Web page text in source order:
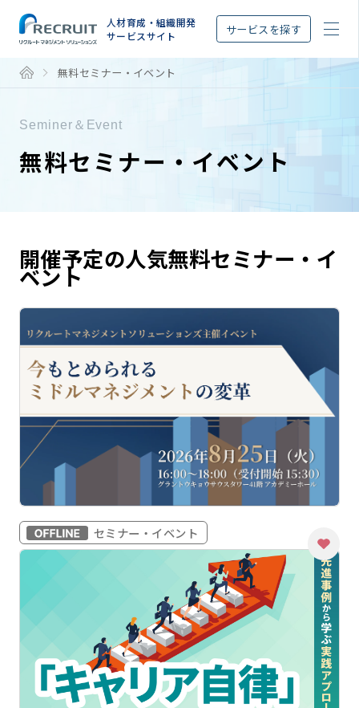
人材育成・組織開発
サービスサイト
サービスを探す
無料セミナー・イベント
Seminer＆Event
無料セミナー・イベント
開催予定の人気無料セミナー・イ
ベント
セミナー・イベント